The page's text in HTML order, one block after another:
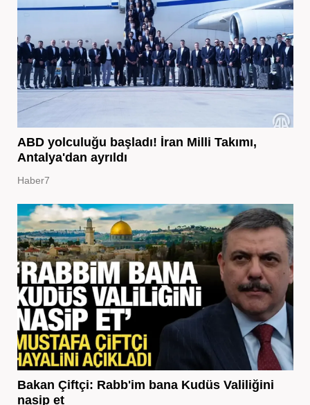
ABD yolculuğu başladı! İran Milli Takımı,
Antalya'dan ayrıldı
Haber7
Bakan Çiftçi: Rabb'im bana Kudüs Valiliğini
nasip et